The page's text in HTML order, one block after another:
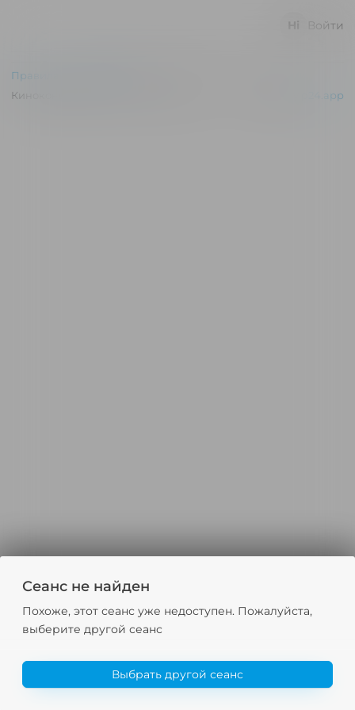
Войти
Правила и соглашения
Киноконцертный зал "Эльдар" © 2026
p24.app
Сеанс не найден
Похоже, этот сеанс уже недоступен. Пожалуйста,
выберите другой сеанс
Выбрать другой сеанс